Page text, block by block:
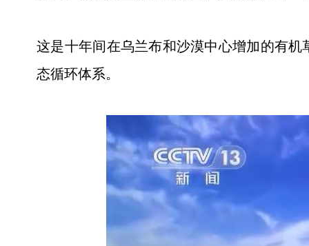
这是十年间在乌兰布和沙漠中心增加的有
态循环体系。